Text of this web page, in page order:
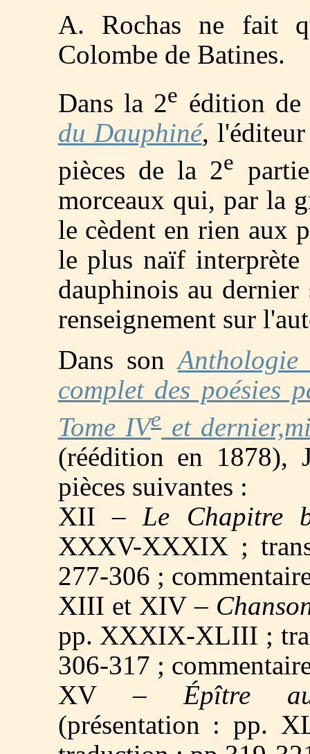
A. Rochas ne fait
Colombe de Batines.
Dans la 2e édition
du Dauphiné,
pièces de la 2e
morceaux qui, par la
le cèdent en rien aux
le plus naïf interprète
dauphinois au
renseignement sur
Dans sonAnthologie
complet des poésies
Tome IVe et
(réédition en 1878),
pièces suivantes :
XII –Le Chapitre
XXXV-XXXIX ;
277-306 ;
XIII et XIV –
pp. XXXIX-XLIII ;
306-317 ;
XV – Épître
(présentation : pp.